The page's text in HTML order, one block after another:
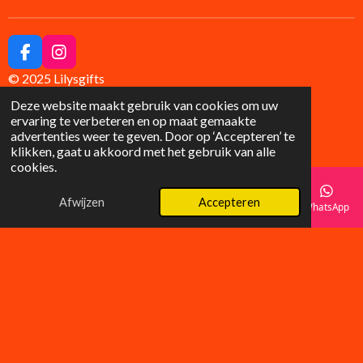
Deze website maakt gebruik van cookies om uw
ervaring te verbeteren en op maat gemaakte
advertenties weer te geven. Door op ‘Accepteren’ te
klikken, gaat u akkoord met het gebruik van alle
cookies.
Afwijzen Accepteren
F
a
c
e
b
o
o
k
I
n
s
t
a
g
r
© 2025 Lilysgifts
E-mailadres Instagram WhatsApp
Wat klanten zeggen over LilyGifts